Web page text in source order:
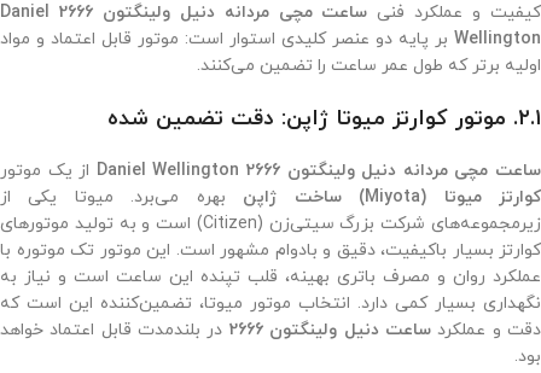
کیفیت و عملکرد فنی
ساعت مچی مردانه دنیل ولینگتون 2666 Daniel
Wellington بر پایه دو عنصر کلیدی استوار است: موتور قابل اعتماد و مواد
اولیه برتر که طول عمر ساعت را تضمین می‌کنند.
۲.۱. موتور کوارتز میوتا ژاپن: دقت تضمین شده
ساعت مچی مردانه دنیل ولینگتون 2666 Daniel Wellington
از یک موتور
کوارتز میوتا (Miyota) ساخت ژاپن
بهره می‌برد. میوتا یکی از
زیرمجموعه‌های شرکت بزرگ سیتی‌زن (Citizen) است و به تولید موتورهای
کوارتز بسیار باکیفیت، دقیق و بادوام مشهور است. این موتور تک موتوره با
عملکرد روان و مصرف باتری بهینه، قلب تپنده این ساعت است و نیاز به
نگهداری بسیار کمی دارد. انتخاب موتور میوتا، تضمین‌کننده این است که
دقت و عملکردساعت دنیل ولینگتون 2666
در بلندمدت قابل اعتماد خواهد
بود.